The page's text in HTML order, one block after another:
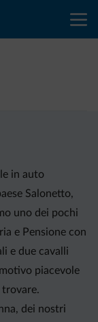
in auto
Salonetto,
uno dei pochi
e Pensione con
e due cavalli
piacevole
dei nostri